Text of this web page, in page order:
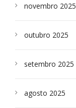
novembro 2025
outubro 2025
setembro 2025
agosto 2025